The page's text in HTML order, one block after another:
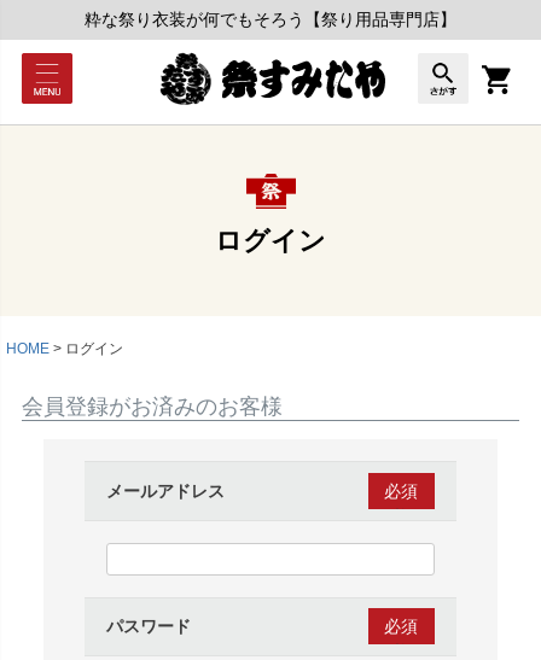
粋な祭り衣装が何でもそろう【祭り用品専門店】
ログイン
HOME ログイン
会員登録がお済みのお客様
メールアドレス
須)
パスワード